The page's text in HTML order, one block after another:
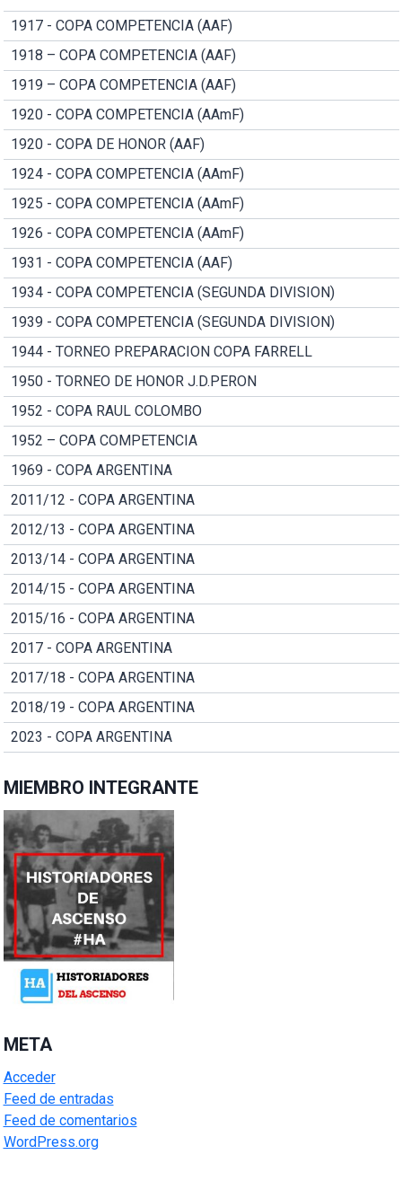
1917 - COPA COMPETENCIA (AAF)
1918 – COPA COMPETENCIA (AAF)
1919 – COPA COMPETENCIA (AAF)
1920 - COPA COMPETENCIA (AAmF)
1920 - COPA DE HONOR (AAF)
1924 - COPA COMPETENCIA (AAmF)
1925 - COPA COMPETENCIA (AAmF)
1926 - COPA COMPETENCIA (AAmF)
1931 - COPA COMPETENCIA (AAF)
1934 - COPA COMPETENCIA (SEGUNDA DIVISION)
1939 - COPA COMPETENCIA (SEGUNDA DIVISION)
1944 - TORNEO PREPARACION COPA FARRELL
1950 - TORNEO DE HONOR J.D.PERON
1952 - COPA RAUL COLOMBO
1952 – COPA COMPETENCIA
1969 - COPA ARGENTINA
2011/12 - COPA ARGENTINA
2012/13 - COPA ARGENTINA
2013/14 - COPA ARGENTINA
2014/15 - COPA ARGENTINA
2015/16 - COPA ARGENTINA
2017 - COPA ARGENTINA
2017/18 - COPA ARGENTINA
2018/19 - COPA ARGENTINA
2023 - COPA ARGENTINA
MIEMBRO INTEGRANTE
META
Acceder
Feed de entradas
Feed de comentarios
WordPress.org